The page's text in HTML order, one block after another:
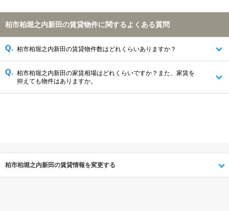
柏市柏堀之内新田の賃貸物件に関するよくある質問
柏市柏堀之内新田の賃貸物件数はどれくらいありますか？
柏市柏堀之内新田の家賃相場はどれくらいですか？また、家賃を
抑えても物件はありますか。
柏市柏堀之内新田の賃貸情報を変更する